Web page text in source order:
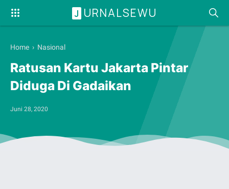
J URNALSEWU
Home › Nasional
Ratusan Kartu Jakarta Pintar
Diduga Di Gadaikan
Juni 28, 2020